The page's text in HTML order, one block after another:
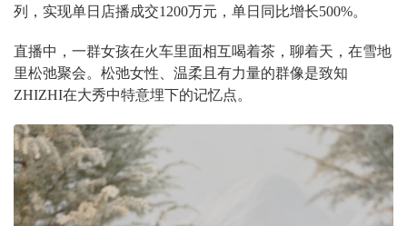
列，实现单日店播成交1200万元，单日同比增长500%。
直播中，一群女孩在火车里面相互喝着茶，聊着天，在雪地
里松弛聚会。松弛女性、温柔且有力量的群像是致知
ZHIZHI在大秀中特意埋下的记忆点。